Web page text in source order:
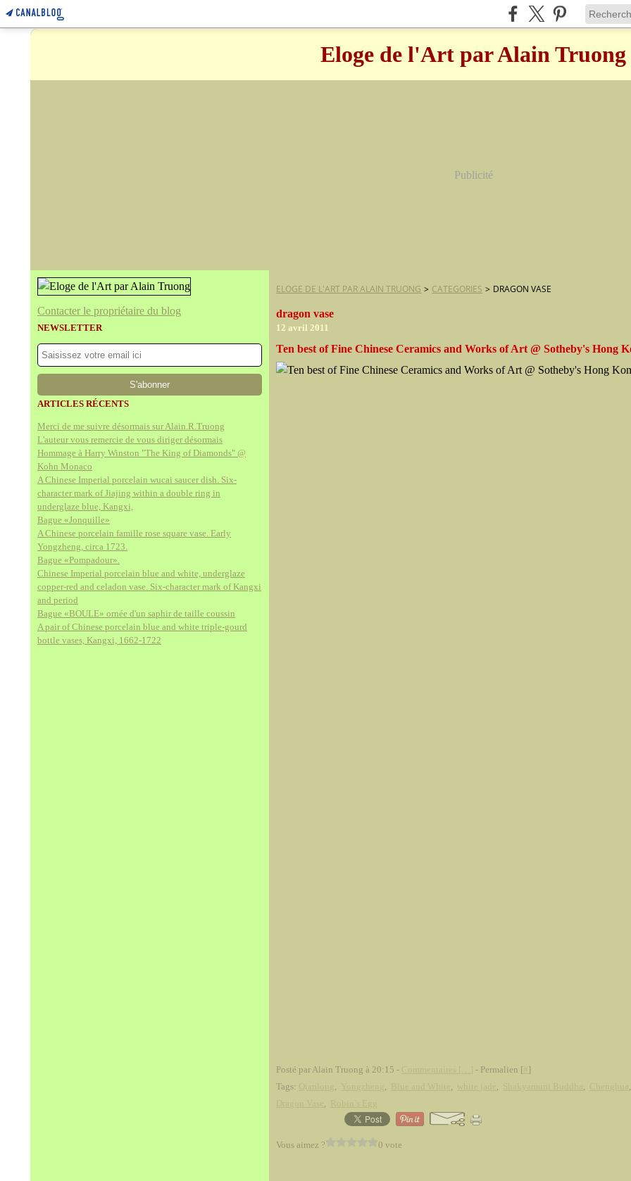
Eloge de l'Art par Alain Truong
Publicité
Contacter le propriétaire du blog
NEWSLETTER
ARTICLES RÉCENTS
Merci de me suivre désormais sur Alain.R.Truong
L'auteur vous remercie de vous diriger désormais
Hommage à Harry Winston "The King of Diamonds" @
Kohn Monaco
A Chinese Imperial porcelain wucai saucer dish. Six-
character mark of Jiajing within a double ring in
underglaze blue, Kangxi,
Bague «Jonquille»
A Chinese porcelain famille rose square vase. Early
Yongzheng, circa 1723.
Bague «Pompadour».
Chinese Imperial porcelain blue and white, underglaze
copper-red and celadon vase. Six-character mark of Kangxi
and period
Bague «BOULE» ornée d'un saphir de taille coussin
A pair of Chinese porcelain blue and white triple-gourd
bottle vases, Kangxi, 1662-1722
ELOGE DE L'ART PAR ALAIN TRUONG > CATEGORIES > DRAGON VASE
dragon vase
12 avril 2011
Ten best of Fine Chinese Ceramics and Works of Art @ Sotheby's Hong
Posté par Alain Truong à 20:15 - - Permalien [ ]
Tags:
, , , , , ,
,
Vous aimez ? 0 vote